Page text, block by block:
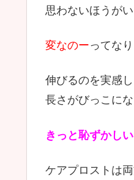
思わないほうが
変なのーってな
伸びるのを実感
長さがびっこに
きっと恥ずかし
ケアプロストは